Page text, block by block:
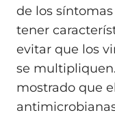
de los
tener
evitar que los
se
mostrado que